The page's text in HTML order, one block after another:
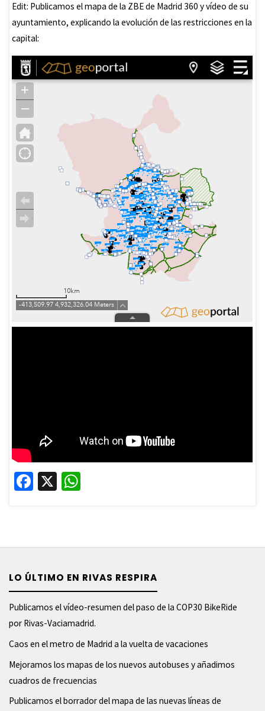
Edit: Publicamos el mapa de la ZBE de Madrid 360 y vídeo de su
ayuntamiento, explicando la evolución de las restricciones en la
capital:
Fa
k
X
p
LO ÚLTIMO EN RIVAS RESPIRA
Publicamos el vídeo-resumen del paso de la COP30 BikeRide
por Rivas-Vaciamadrid.
Caos en el metro de Madrid a la vuelta de vacaciones
Mejoramos los mapas de los nuevos autobuses y añadimos
cuadros de frecuencias
Publicamos el borrador del mapa de las nuevas líneas de